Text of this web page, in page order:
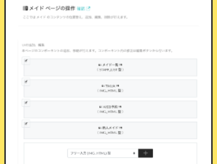
さい」のように具体的に書いておくのがおすすめ